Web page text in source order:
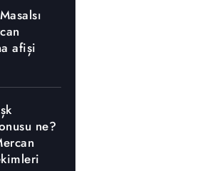
afişi
ne?